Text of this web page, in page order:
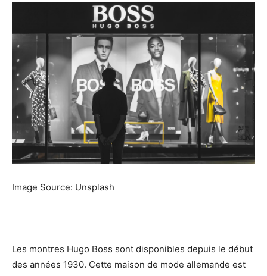
Image Source: Unsplash
Les montres Hugo Boss sont disponibles depuis le début
des années 1930. Cette maison de mode allemande est